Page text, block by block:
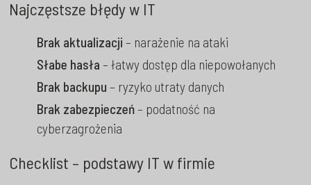
Najczęstsze błędy w IT
Brak aktualizacji – narażenie na ataki
Słabe hasła – łatwy dostęp dla niepowołanych
Brak backupu – ryzyko utraty danych
Brak zabezpieczeń– podatność na
cyberzagrożenia
Checklist – podstawy IT w firmie